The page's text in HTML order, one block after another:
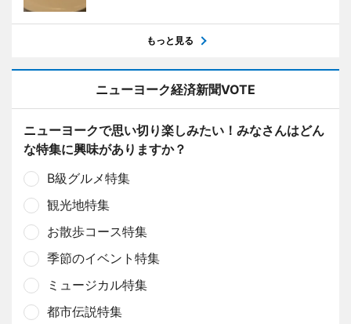
もっと見る
ニューヨーク経済新聞VOTE
ニューヨークで思い切り楽しみたい！みなさんはどん
な特集に興味がありますか？
B級グルメ特集
観光地特集
お散歩コース特集
季節のイベント特集
ミュージカル特集
都市伝説特集